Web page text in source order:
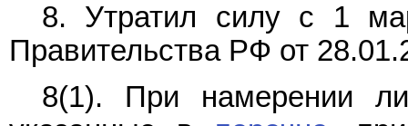
8. Утратил силу с 1
Правительства РФ от
8(1). При намерении